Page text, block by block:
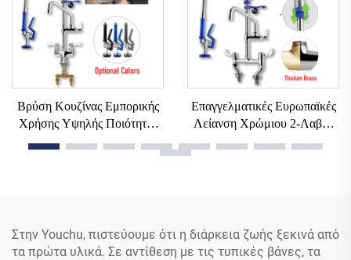
κουζίνα
Βρύση Κουζίνας Εμπορικής
Χρήσης Υψηλής Ποιότητας
39\47\" Κλασικής
Εστιατόριο
Επαγγελματικές Ευρωπαϊκές
Λείανση Χρώμιου 2-Λαβής
Επιτραπέζια Βανά με
Κέντρο
Στην Youchu, πιστεύουμε ότι η διάρκεια ζωής ξεκινά από
τα πρώτα υλικά. Σε αντίθεση με τις τυπικές βάνες, τα